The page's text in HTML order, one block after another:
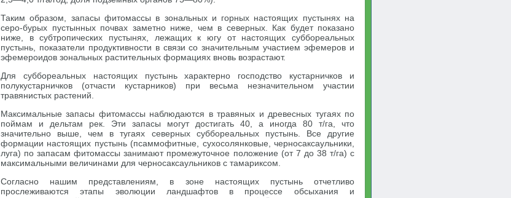
Таким образом, запасы фитомассы в зональных и горных настоящих пустынях на
серо-бурых пустынных почвах заметно ниже, чем в северных. Как будет показано
ниже, в субтропических пустынях, лежащих к югу от настоящих суббореальных
пустынь, показатели продуктивности в связи со значительным участием эфемеров и
эфемероидов зональных растительных формациях вновь возрастают.
Для суббореальных настоящих пустынь характерно господство кустарничков и
полукустарничков (отчасти кустарников) при весьма незначительном участии
травянистых растений.
Максимальные запасы фитомассы наблюдаются в травяных и древесных тугаях по
поймам и дельтам рек. Эти запасы могут достигать 40, а иногда 80 т/га, что
значительно выше, чем в тугаях северных суббореальных пустынь. Все другие
формации настоящих пустынь (псаммофитные, сухосолянковые, черносаксаульники,
луга) по запасам фитомассы занимают промежуточное положение (от 7 до 38 т/га) с
максимальными величинами для черносаксаульников с тамариксом.
Согласно нашим представлениям, в зоне настоящих пустынь отчетливо
прослеживаются этапы эволюции ландшафтов в процессе обсыхания и